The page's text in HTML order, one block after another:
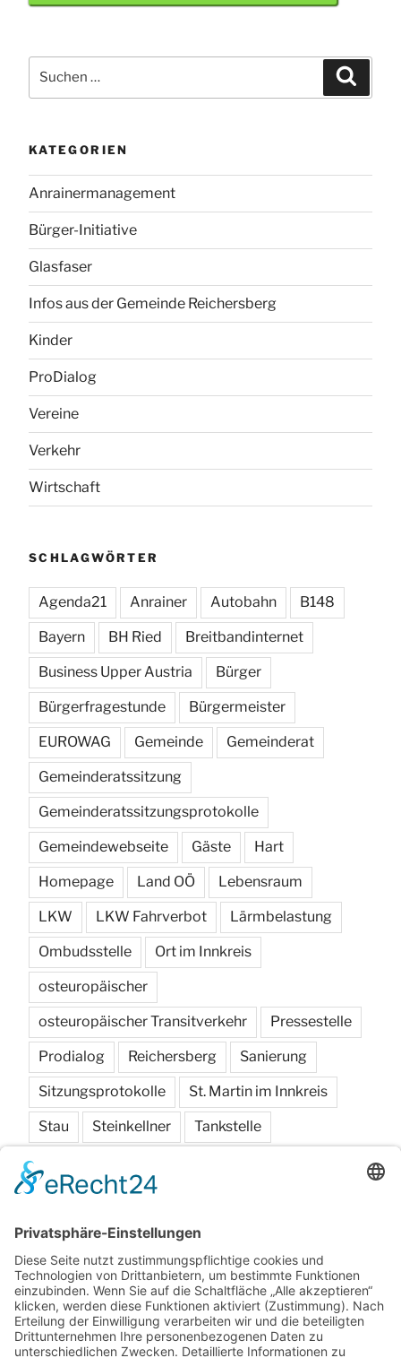
nach:
KATEGORIEN
Anrainermanagement
Bürger-Initiative
Glasfaser
Infos aus der Gemeinde Reichersberg
Kinder
ProDialog
Vereine
Verkehr
Wirtschaft
SCHLAGWÖRTER
Agenda21 Anrainer Autobahn B148
Bayern BH Ried Breitbandinternet
Business Upper Austria Bürger
Bürgerfragestunde Bürgermeister
EUROWAG Gemeinde Gemeinderat
Gemeinderatssitzung
Gemeinderatssitzungsprotokolle
Gemeindewebseite Gäste Hart
Homepage Land OÖ Lebensraum
LKW LKW Fahrverbot Lärmbelastung
Ombudsstelle Ort im Innkreis
osteuropäischer
osteuropäischer Transitverkehr Pressestelle
Prodialog Reichersberg Sanierung
Sitzungsprotokolle St. Martin im Innkreis
Stau Steinkellner Tankstelle
Verhandlungsschriften
Verkehrszählung Wirtschaftspark